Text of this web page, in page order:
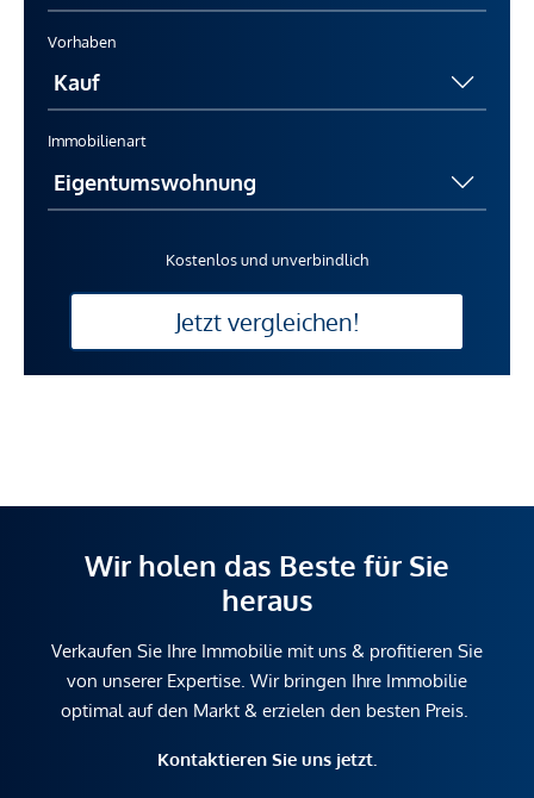
Vorhaben
Immobilienart
Kostenlos und unverbindlich
Jetzt vergleichen!
Wir holen das Beste für Sie
heraus
Verkaufen Sie Ihre Immobilie mit uns & profitieren Sie
von unserer Expertise. Wir bringen Ihre Immobilie
optimal auf den Markt & erzielen den besten Preis.
Kontaktieren Sie uns jetzt.